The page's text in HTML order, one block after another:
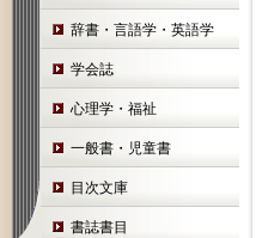
辞書・言語学・英語学
学会誌
心理学・福祉
一般書・児童書
目次文庫
書誌書目